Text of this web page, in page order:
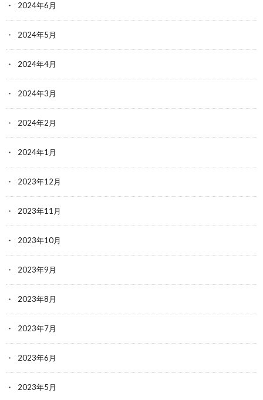
2024年6月
2024年5月
2024年4月
2024年3月
2024年2月
2024年1月
2023年12月
2023年11月
2023年10月
2023年9月
2023年8月
2023年7月
2023年6月
2023年5月